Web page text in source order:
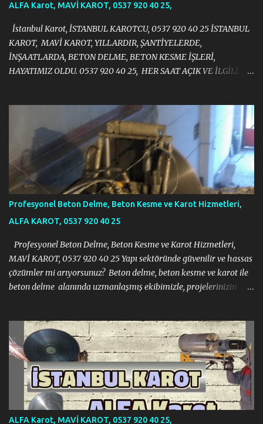
ALFA Karot, MAVİ KAROT, 0537 920 40 25,
İstanbul Karot, İSTANBUL KAROTCU, 0537 920 40 25 İSTANBUL
KAROT, MAVİ KAROT, YILLARDIR, ŞANTİYELERDE,
İNŞAATLARDA, BETON DELME, BETON KESME İŞLERİ,
HAYATIMIZ OLDU. 0537 920 40 25, HER SAAT AÇIK VE İLGİLİ.
Profesyonel Beton Delme, Beton Kesme ve Karot Hizmetleri,
ALFA KAROT, 0537 920 40 25
Profesyonel Beton Delme, Beton Kesme ve Karot Hizmetleri,
MAVİ KAROT, 0537 920 40 25 Yapı sektöründe güvenilir ve hassas
çözümler mi arıyorsunuz? Beton delme, beton kesme ve karot ile
beton delme alanında uzmanlaşmış ekibimizle, projelerinizin
veya yıkım projelerinizde ihtiyacınız olan her türlü beton kesme
ve delme işi için yanınızdayız. Profesyonel Beton Delme, Beton
Kesme ve Karot Hizmetleri, MAVİ KAROT, 0537 920 40 25 Neden
Bizi Tercih Etmelisiniz? · Uzman Ekip: Alanında eğitimli ve
deneyimli profesyonel kadromuzla projelerinizi en iyi şekilde
yönetiyoruz. · Modern Teknoloji: En yeni ve en verimli beton
delme, kesme ve karot makinelerini kullanarak iş güvenliğini ve
ALFA Karot, MAVİ KAROT, 0537 920 40 25,